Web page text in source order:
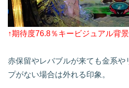
↑期待度76.8％キービジュアル背景
赤保留やレバブルが来ても金系や
プがない場合は外れる印象。